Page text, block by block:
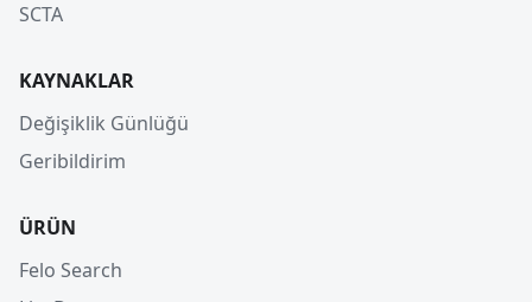
SCTA
KAYNAKLAR
Değişiklik Günlüğü
Geribildirim
ÜRÜN
Felo Search